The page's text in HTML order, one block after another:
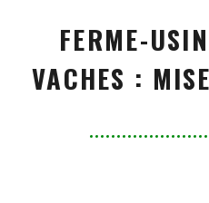
FERME-
VACHES :